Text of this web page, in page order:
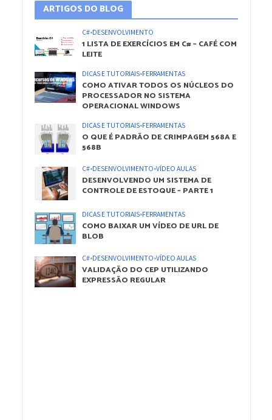
ARTIGOS DO BLOG
C#•DESENVOLVIMENTO
1 LISTA DE EXERCÍCIOS EM C# – CAFÉ COM
LEITE
DICAS E TUTORIAIS•FERRAMENTAS
COMO ATIVAR TODOS OS NÚCLEOS DO
PROCESSADOR NO SISTEMA
OPERACIONAL WINDOWS
DICAS E TUTORIAIS•FERRAMENTAS
O QUE É PADRÃO DE CRIMPAGEM 568A E
568B
C#•DESENVOLVIMENTO•VÍDEO AULAS
DESENVOLVENDO UM SISTEMA DE
CONTROLE DE ESTOQUE – PARTE 1
DICAS E TUTORIAIS•FERRAMENTAS
COMO BAIXAR UM VÍDEO DE URL DE
BLOB
C#•DESENVOLVIMENTO•VÍDEO AULAS
VALIDAÇÃO DO CEP UTILIZANDO
EXPRESSÃO REGULAR